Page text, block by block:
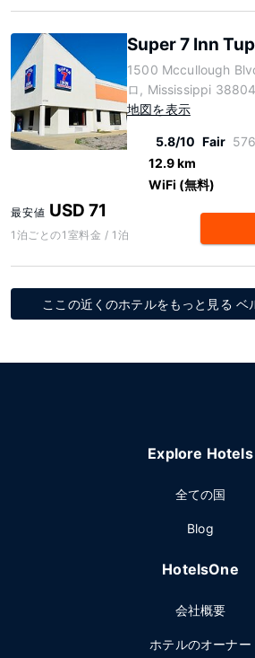
Super 7 Inn
1500 Mccullough
ロ, Mississippi
地図を表示
5.8/10 Fair
12.9 km
WiFi (無料)
最安値 USD 71
1泊ごとの1室料金 / 1泊
ここの近くのホテルをもっと見る
Explore Hotels
全ての国
Blog
HotelsOne
会社概要
ホテルのオーナー